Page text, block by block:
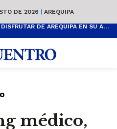
DE 2026 | AREQUIPA
ACTIVIDADES GRATUITAS PARA DISFRUTAR DE AREQUIPA EN SU ANIVERSARIO
médico,